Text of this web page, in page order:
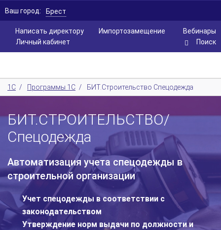
Написать директору Вебинары
Импортозамещение
Личный кабинет
Ваш город: Брест
Поиск
1С / Программы 1С / БИТ.Строительство Спецодежда
БИТ.СТРОИТЕЛЬСТВО/
Спецодежда
Автоматизация учета спецодежды в
строительной организации
Учет спецодежды в соответствии с
законодательством
Утверждение норм выдачи по должности и